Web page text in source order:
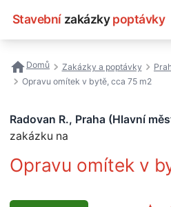
Stavební zakázky poptávky
Všechny zakázky
Nejčastější vyhledávání
Domů Zakázky a poptávky
Opravu omítek v bytě, cca 75 m2
Radovan R., Praha (Hlavní
zakázku na
Opravu omítek v